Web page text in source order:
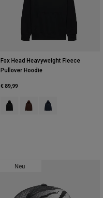
Kastanienbraun.
Fox Head Heavyweight Fleece
Pullover Hoodie
€ 89,99
Product swatch type of Schwarz.
Product swatch type of
Product swatch
Neu